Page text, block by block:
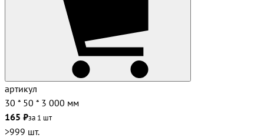
артикул
30 * 50 * 3 000 мм
165 ₽за 1 шт
>999 шт.